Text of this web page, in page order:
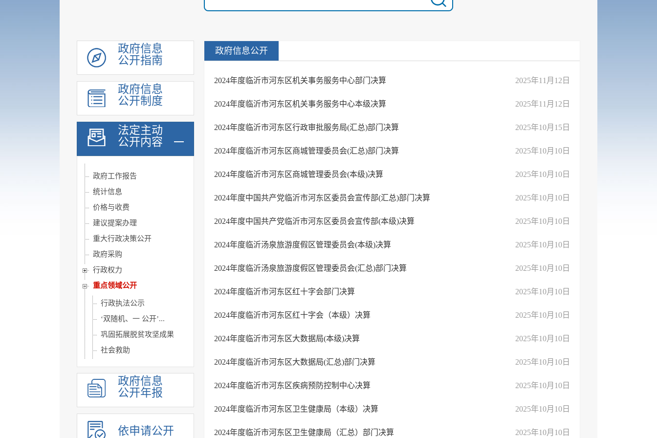
政府信息
公开指南
政府信息
公开制度
法定主动
公开内容
履职依据
重大行政决策转载
机构职能
规划计划
政府工作报告
统计信息
价格与收费
建议提案办理
重大行政决策公开
政府采购
行政权力
重点领域公开
行政执法公示
‘双随机、一 公开’...
巩固拓展脱贫攻坚成果
社会救助
社会福利
养老服务
社会保险
稳岗就业
医疗卫生
政府信息
公开年报
依申请公开
政府信息公开
2024年度临沂市河东区机关事务服务中心部门决算 2025年11月12日
2024年度临沂市河东区机关事务服务中心本级决算 2025年11月12日
2024年度临沂市河东区行政审批服务局(汇总)部门决算 2025年10月15日
2024年度临沂市河东区商城管理委员会(汇总)部门决算 2025年10月10日
2024年度临沂市河东区商城管理委员会(本级)决算 2025年10月10日
2024年度中国共产党临沂市河东区委员会宣传部(汇总)部门决算 2025年10月10日
2024年度中国共产党临沂市河东区委员会宣传部(本级)决算 2025年10月10日
2024年度临沂汤泉旅游度假区管理委员会(本级)决算 2025年10月10日
2024年度临沂汤泉旅游度假区管理委员会(汇总)部门决算 2025年10月10日
2024年度临沂市河东区红十字会部门决算 2025年10月10日
2024年度临沂市河东区红十字会（本级）决算 2025年10月10日
2024年度临沂市河东区大数据局(本级)决算 2025年10月10日
2024年度临沂市河东区大数据局(汇总)部门决算 2025年10月10日
2024年度临沂市河东区疾病预防控制中心决算 2025年10月10日
2024年度临沂市河东区卫生健康局（本级）决算 2025年10月10日
2024年度临沂市河东区卫生健康局（汇总）部门决算 2025年10月10日